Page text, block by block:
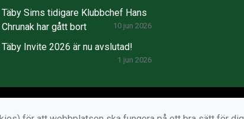
Täby Sims tidigare Klubbchef Hans
Chrunak har gått bort
10 jun 2026
Täby Invite 2026 är nu avslutad!
1 jun 2026